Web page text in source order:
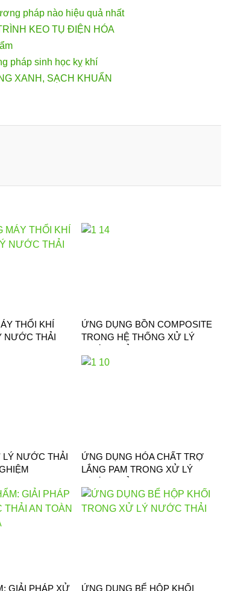
pháp nào hiệu quả nhất
KEO TỤ ĐIỆN HÓA
pháp sinh học kỵ khí
XANH, SẠCH KHUẨN
THỔI KHÍ
NƯỚC THẢI
ỨNG DỤNG BỒN COMPOSITE
TRONG HỆ THỐNG XỬ LÝ
LÝ NƯỚC THẢI
ỨNG DỤNG HÓA CHẤT TRỢ
LẮNG PAM TRONG XỬ LÝ
GIẢI PHÁP XỬ ỨNG DỤNG BỂ HỘP KHỐI